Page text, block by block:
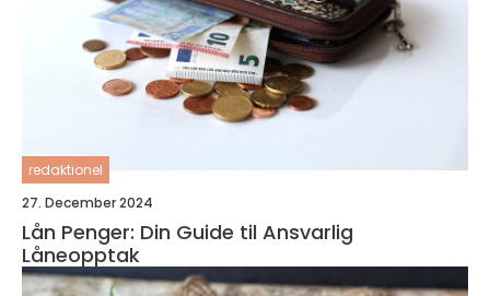
redaktionel
27. December 2024
Lån Penger: Din Guide til Ansvarlig
Låneopptak